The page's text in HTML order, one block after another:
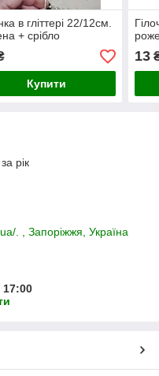
в гліттері 22/12см.
+ срібло
Купити
13
рік
. , Запоріжжя, Україна
17:00